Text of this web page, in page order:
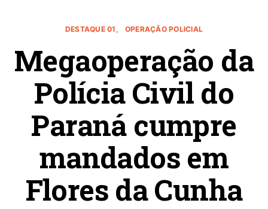
DESTAQUE 01 OPERAÇÃO POLICIAL
Megaoperação da
Polícia Civil do
Paraná cumpre
mandados em
Flores da Cunha